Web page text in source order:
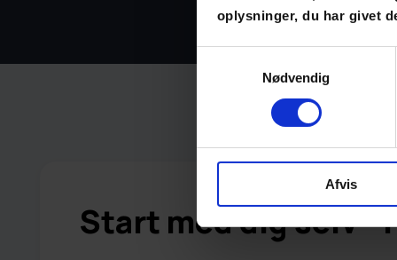
oplysninger, du har givet
Nødvendig
Afvis
Start med dig selv